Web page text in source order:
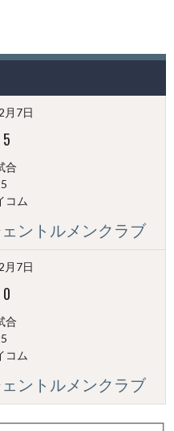
月7日
5
合
コム
ェントルメンクラブ
月7日
0
合
コム
ェントルメンクラブ